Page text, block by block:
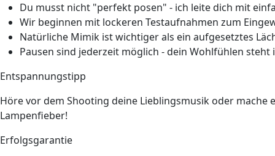
Du musst nicht "perfekt posen" - ich leite dich mit
Wir beginnen mit lockeren Testaufnahmen zum
Natürliche Mimik ist wichtiger als ein aufgesetztes
Pausen sind jederzeit möglich - dein Wohlfühlen
Entspannungstipp
Höre vor dem Shooting deine Lieblingsmusik oder mache
Lampenfieber!
Erfolgsgarantie